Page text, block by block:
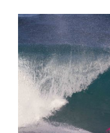
Ver
imagen
más
grande